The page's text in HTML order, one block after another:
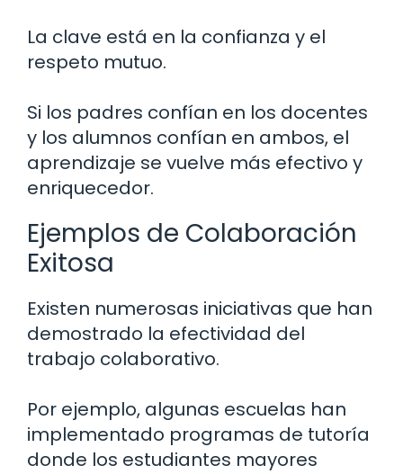
La clave está en la confianza y el
respeto mutuo.
Si los padres confían en los docentes
y los alumnos confían en ambos, el
aprendizaje se vuelve más efectivo y
enriquecedor.
Ejemplos de Colaboración
Exitosa
Existen numerosas iniciativas que han
demostrado la efectividad del
trabajo colaborativo.
Por ejemplo, algunas escuelas han
implementado programas de tutoría
donde los estudiantes mayores